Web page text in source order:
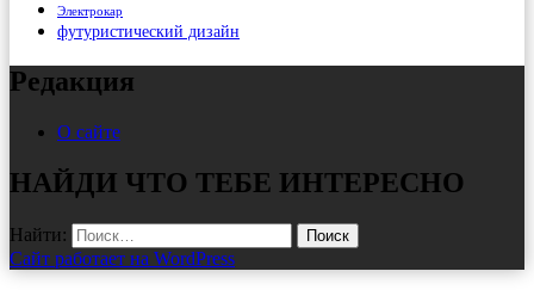
Электрокар
футуристический дизайн
Редакция
О сайте
НАЙДИ ЧТО ТЕБЕ ИНТЕРЕСНО
Найти:
Сайт работает на WordPress